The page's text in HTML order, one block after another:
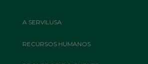
Top
A SERVILUSA
RECURSOS HUMANOS